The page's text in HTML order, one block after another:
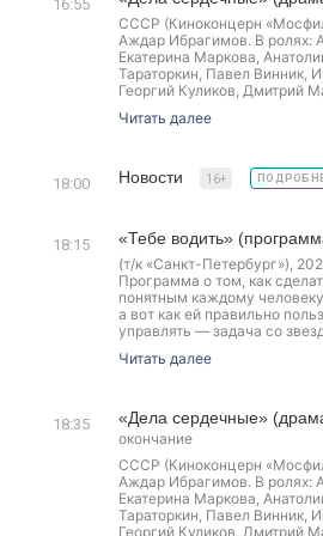
сделал ничего из того, о чём
16:55
СССР (Киноконцерн
Аждар Ибрагимов. В ролях:
Екатерина Маркова,
Тараторкин, Павел Винник,
Георгий Куликов, Дмитрий
От слаженности,
кардиологическая бригада.
всех коллективах здесь
Читать далее
18:00 Новости 16+
18:15 «Тебе водить»
(т/к «Санкт-Петербург»),
Программа о том, как
понятным каждому
а вот как ей правильно
управлять — задача со
советы от опытных
Читать далее
18:35 «Дела сердечные»
окончание
СССР (Киноконцерн
Аждар Ибрагимов. В ролях:
Екатерина Маркова,
Тараторкин, Павел Винник,
Георгий Куликов, Дмитрий